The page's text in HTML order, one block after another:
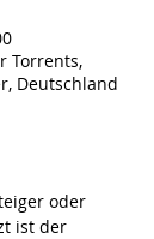
Torrents,
Deutschland
oder
ist der